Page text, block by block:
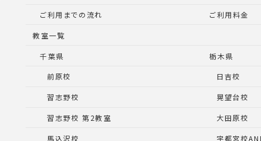
ご利用までの流れ ご利用料金
教室一覧
千葉県
前原校
習志野校
習志野校 第2教室
馬込沢校
栃木県
日吉校
晃望台校
大田原校
宇都宮校